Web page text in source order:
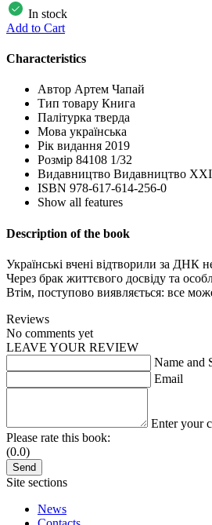
In stock
Add to Cart
Characteristics
Автор Артем Чапай
Тип товару Книга
Палітурка тверда
Мова українська
Рік видання 2019
Розмір 84108 1/32
Видавництво Видавництво XXI
ISBN 978-617-614-256-0
Show all features
Description of the book
Українські вчені відтворили за ДНК
Через брак життєвого досвіду та
Втім, поступово виявляється: все
Reviews
No comments yet
LEAVE YOUR REVIEW
Name and
Email
Enter your
Please rate this book:
(0.0)
Site sections
News